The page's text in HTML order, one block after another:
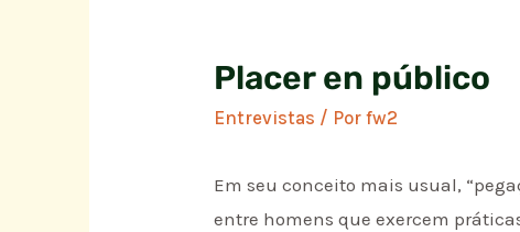
Placer en público
Entrevistas / Porfw2
Em seu conceito mais usual,
entre homens que exercem